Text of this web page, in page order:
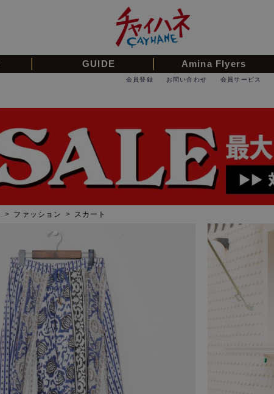
GUIDE Amina Flyers
会員サービス
お問い合わせ
会員登録
> ファッション > スカート